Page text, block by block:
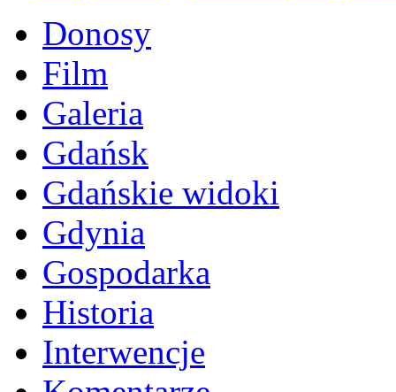
Donosy
Film
Galeria
Gdańsk
Gdańskie widoki
Gdynia
Gospodarka
Historia
Interwencje